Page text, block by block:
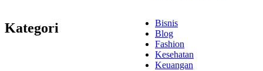
Kategori
Bisnis
Blog
Fashion
Kesehatan
Keuangan